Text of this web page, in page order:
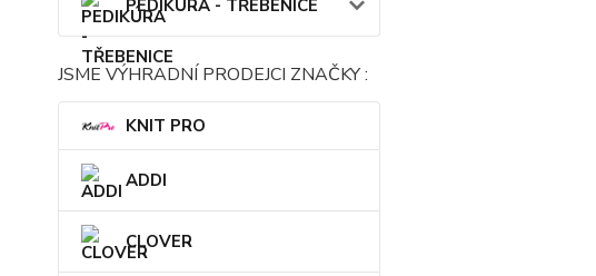
PEDIKÚRA - TŘEBENICE
JSME VÝHRADNÍ PRODEJCI ZNAČKY :
KNIT PRO
ADDI
CLOVER